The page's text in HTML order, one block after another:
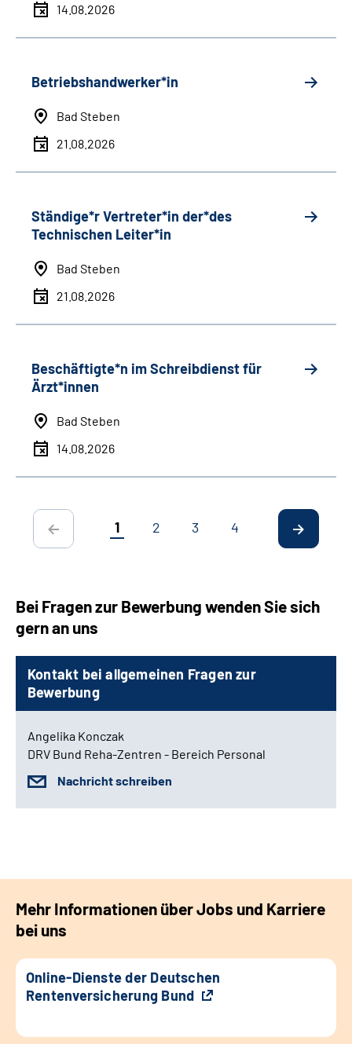
14.08.2026
Betriebshandwerker*in
Bad Steben
21.08.2026
Ständige*r Vertreter*in der*des
Technischen Leiter*in
Bad Steben
21.08.2026
Beschäftigte*n im Schreibdienst für
Ärzt*innen
Bad Steben
14.08.2026
1 2 3 4
Bei Fragen zur Bewerbung wenden Sie sich
gern an uns
Kontakt bei allgemeinen Fragen zur
Bewerbung
Angelika Konczak
DRV Bund Reha-Zentren - Bereich Personal
Nachricht schreiben
Mehr Informationen über Jobs und Karriere
bei uns
Online-Dienste der Deutschen
Rentenversicherung Bund